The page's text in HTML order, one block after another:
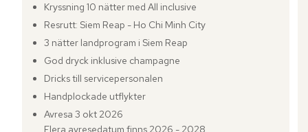
Kryssning 10 nätter med All inclusive
Resrutt: Siem Reap - Ho Chi Minh City
3 nätter landprogram i Siem Reap
God dryck inklusive champagne
Dricks till servicepersonalen
Handplockade utflykter
Avresa 3 okt 2026